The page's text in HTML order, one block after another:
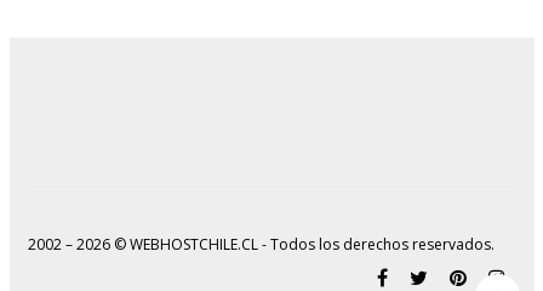
2002 – 2026 © WEBHOSTCHILE.CL - Todos los derechos reservados.